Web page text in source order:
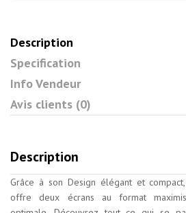
Description
Specification
Info Vendeur
Avis clients (0)
Description
Grâce à son Design élégant et
offre deux écrans au format